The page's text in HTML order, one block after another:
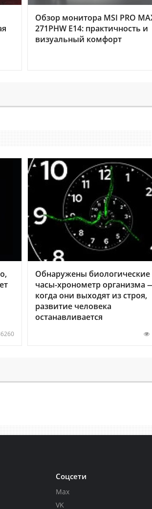
Обзор монитора MSI PRO
271PHW E14: практичность и
визуальный комфорт
Обнаружены биологические
часы-хронометр организма
когда они выходят из строя,
развитие человека
останавливается
Соцсети
Max
VK